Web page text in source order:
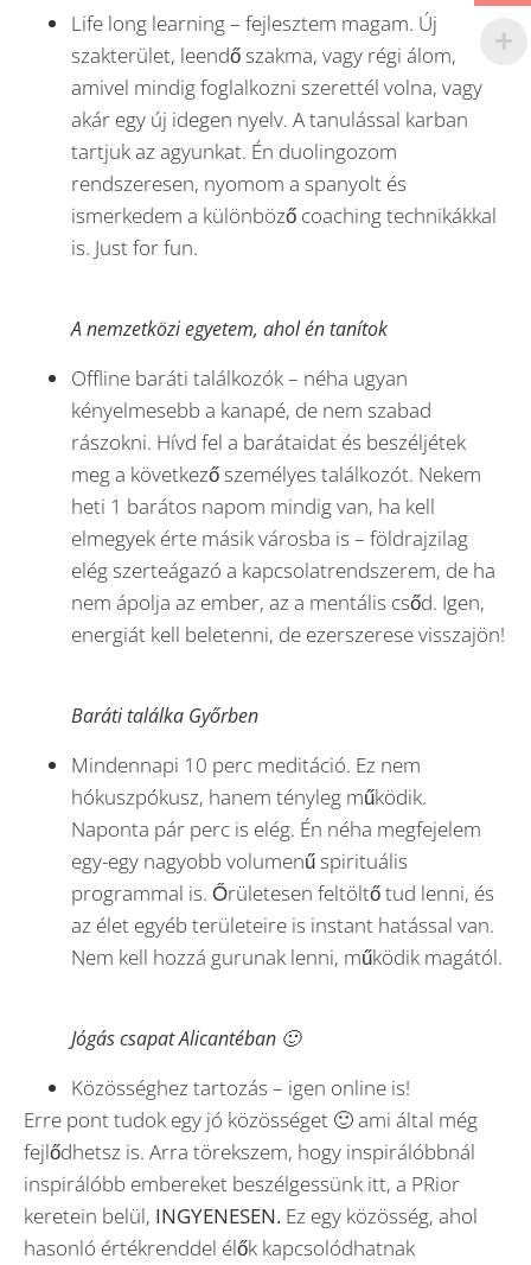
Life long learning – fejlesztem magam. Új
szakterület, leendő szakma, vagy régi álom,
amivel mindig foglalkozni szerettél volna, vagy
akár egy új idegen nyelv. A tanulással karban
tartjuk az agyunkat. Én duolingozom
rendszeresen, nyomom a spanyolt és
ismerkedem a különböző coaching technikákkal
is. Just for fun.
A nemzetközi egyetem, ahol én tanítok
Offline baráti találkozók – néha ugyan
kényelmesebb a kanapé, de nem szabad
rászokni. Hívd fel a barátaidat és beszéljétek
meg a következő személyes találkozót. Nekem
heti 1 barátos napom mindig van, ha kell
elmegyek érte másik városba is – földrajzilag
elég szerteágazó a kapcsolatrendszerem, de ha
nem ápolja az ember, az a mentális csőd. Igen,
energiát kell beletenni, de ezerszerese visszajön!
Baráti találka Győrben
Mindennapi 10 perc meditáció. Ez nem
hókuszpókusz, hanem tényleg működik.
Naponta pár perc is elég. Én néha megfejelem
egy-egy nagyobb volumenű spirituális
programmal is. Őrületesen feltöltő tud lenni, és
az élet egyéb területeire is instant hatással van.
Nem kell hozzá gurunak lenni, működik magától.
Jógás csapat Alicantéban 🙂
Közösséghez tartozás – igen online is!
Erre pont tudok egy jó közösséget 🙂 ami által még
fejlődhetsz is. Arra törekszem, hogy inspirálóbbnál
inspirálóbb embereket beszélgessünk itt, a PRior
keretein belül, INGYENESEN. Ez egy közösség, ahol
hasonló értékrenddel élők kapcsolódhatnak